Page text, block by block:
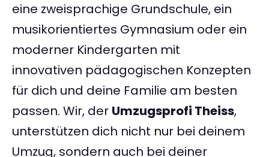
eine zweisprachige Grundschule, ein
musikorientiertes Gymnasium oder ein
moderner Kindergarten mit
innovativen pädagogischen Konzepten
für dich und deine Familie am besten
passen. Wir, der Umzugsprofi Theiss,
unterstützen dich nicht nur bei deinem
Umzug, sondern auch bei deiner